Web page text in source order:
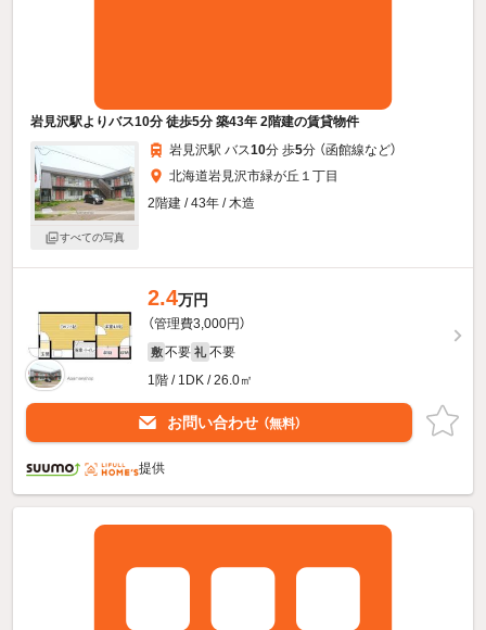
岩見沢駅よりバス10分 徒歩5分 築43年 2階建の賃貸物件
すべての写真
岩見沢駅 バス10分 歩5分 （函館線など）
北海道岩見沢市緑が丘１丁目
2階建 / 43年 / 木造
2.4万円
（管理費3,000円）
敷 不要 礼 不要
1階 / 1DK / 26.0㎡
お問い合わせ （無料）
提供